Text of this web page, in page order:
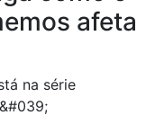
afeta
na série